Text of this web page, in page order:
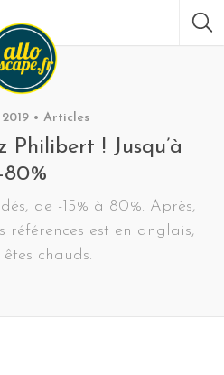
Articles
Philibert ! Jusqu’à
80%
de -15% à 80%. Après,
références est en anglais,
êtes chauds.